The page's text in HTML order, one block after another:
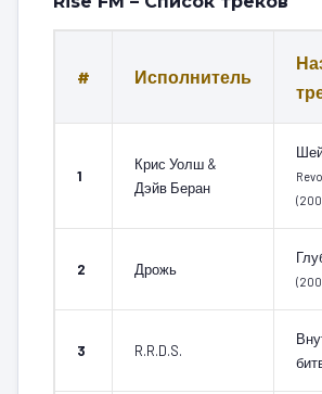
# Исполнитель
1
Крис Уолш &
Дэйв Беран
2 Дрожь
3 R.R.D.S.